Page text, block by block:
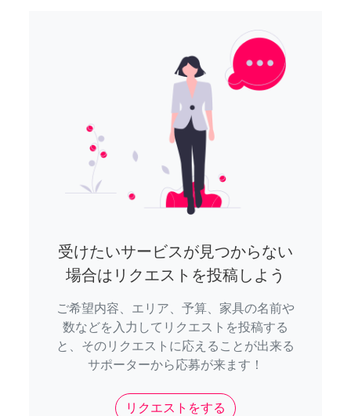
受けたいサービスが見つからない
場合はリクエストを投稿しよう
ご希望内容、エリア、予算、家具の名前や
数などを入力してリクエストを投稿する
と、そのリクエストに応えることが出来る
サポーターから応募が来ます！
リクエストをする